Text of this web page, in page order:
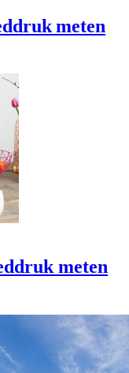
meten
meten